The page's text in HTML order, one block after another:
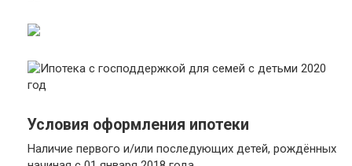
Условия оформления ипотеки
Наличие первого и/или последующих детей, рождённых